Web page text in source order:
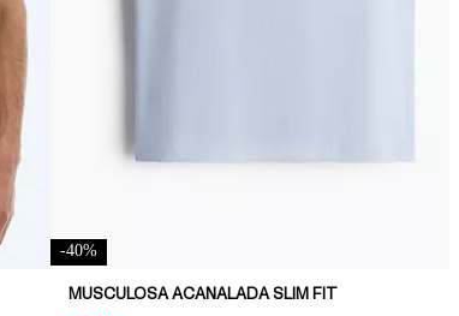
-40%
MUSCULOSA ACANALADA SLIM FIT